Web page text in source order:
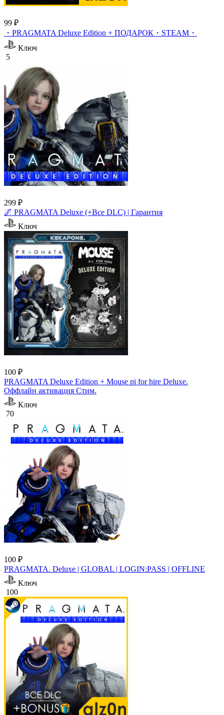
99 ₽
・PRAGMATA Deluxe Edition + ПОДАРОК・STEAM・
Ключ
5
299 ₽
🌌 PRAGMATA Deluxe (+Все DLC) | Гарантия
Ключ
100 ₽
PRAGMATA Deluxe Edition + Mouse pi for hire Deluxe.
Оффлайн активация Cтим.
Ключ
70
100 ₽
PRAGMATA. Deluxe | GLOBAL | LOGIN:PASS | OFFLINE
Ключ
100